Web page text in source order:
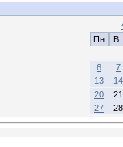
Пн
Вт
6
7
13
14
20
21
27
28